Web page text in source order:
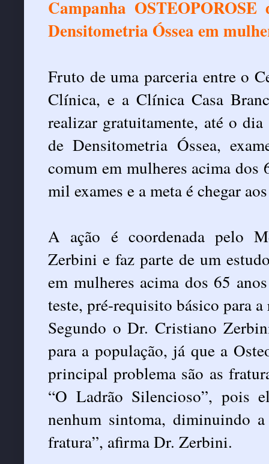
Campanha
Densitometria Óssea em
Fruto de uma parceria entre o
Clínica, e a Clínica Casa
realizar gratuitamente, até o
de Densitometria Óssea,
comum em mulheres acima dos
mil exames e a meta é chegar
A ação é coordenada pelo
Zerbini e faz parte de um
em mulheres acima dos 65
teste, pré-requisito básico para
Segundo o Dr. Cristiano
para a população, já que a
principal problema são as
“O Ladrão Silencioso”, pois
nenhum sintoma, diminuindo
fratura”, afirma Dr. Zerbini.